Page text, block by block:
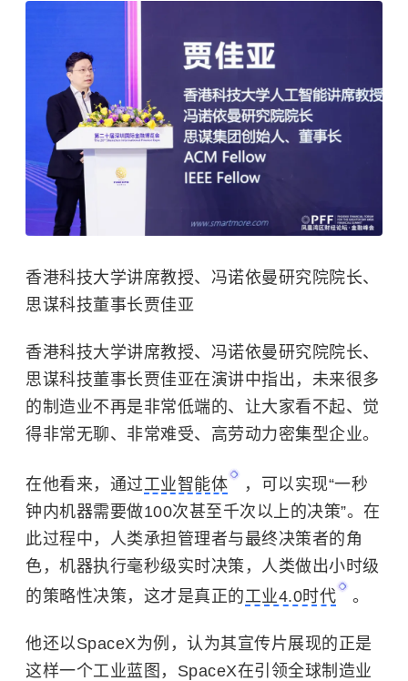
香港科技大学讲席教授、冯诺依曼研究院院长、
思谋科技董事长贾佳亚
香港科技大学讲席教授、冯诺依曼研究院院长、
思谋科技董事长贾佳亚在演讲中指出，未来很多
的制造业不再是非常低端的、让大家看不起、觉
得非常无聊、非常难受、高劳动力密集型企业。
在他看来，通过工业智能体
，可以实现“一秒
钟内机器需要做100次甚至千次以上的决策”。在
此过程中，人类承担管理者与最终决策者的角
色，机器执行毫秒级实时决策，人类做出小时级
的策略性决策，这才是真正的工业4.0时代 。
他还以SpaceX为例，认为其宣传片展现的正是
这样一个工业蓝图，SpaceX在引领全球制造业